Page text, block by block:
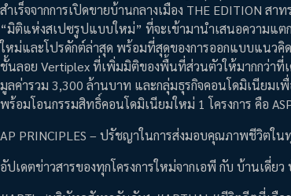
สำเร็จจากการเปิดขายบ้านกลางเมือง THE EDITION ส
“มิติแห่งสเปซรูปแบบใหม่” ที่จะเข้ามานำเสนอความแต
ใหม่และโปรดักต์ล่าสุด พร้อมที่สุดของการออกแบบแนว
ชั้นลอย Vertiplex ที่เพิ่มมิติของพื้นที่ส่วนตัวให้มากกว่าที่เ
มูลค่ารวม 3,300 ล้านบาท และกลุ่มธุรกิจคอนโดมิเนียมเ
พร้อมโอนกรรมสิทธิ์คอนโดมิเนียมใหม่ 1 โครงการ คือ
AP PRINCIPLES – ปรัชญาในการส่งมอบคุณภาพชีวิตใ
อัปเดตข่าวสารของทุกโครงการใหม่จากเอพี กับ บ้านเดี่